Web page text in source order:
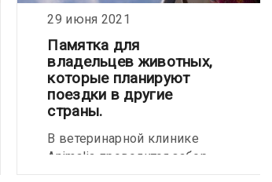
29 июня 2021
Памятка для
владельцев животных,
которые планируют
поездки в другие
страны.
В ветеринарной клинике
Animalia проводится забор